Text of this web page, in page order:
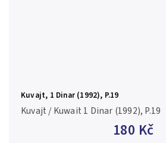
Kuvajt, 1 Dinar (1992), P.19
180 Kč
Kuvajt / Kuwait 1 Dinar (1992),